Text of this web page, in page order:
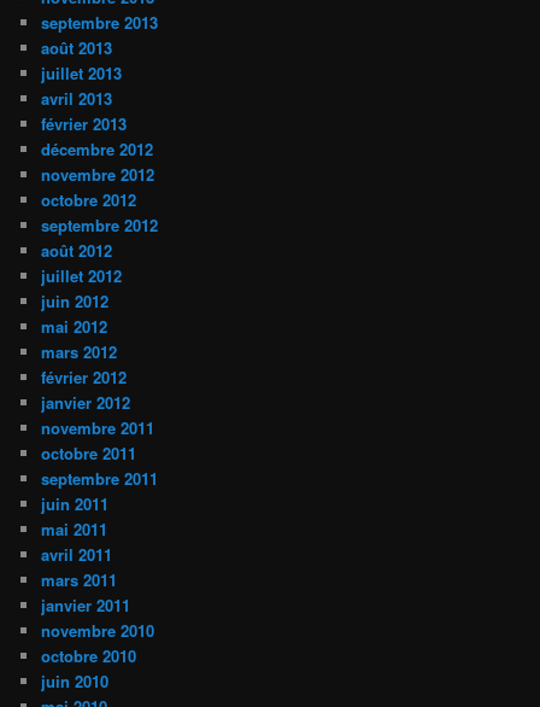
septembre 2013
août 2013
juillet 2013
avril 2013
février 2013
décembre 2012
novembre 2012
octobre 2012
septembre 2012
août 2012
juillet 2012
juin 2012
mai 2012
mars 2012
février 2012
janvier 2012
novembre 2011
octobre 2011
septembre 2011
juin 2011
mai 2011
avril 2011
mars 2011
janvier 2011
novembre 2010
octobre 2010
juin 2010